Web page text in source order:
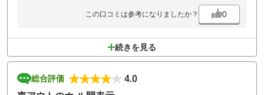
この口コミは参考になりましたか？ 0
続きを見る
総合評価
4.0